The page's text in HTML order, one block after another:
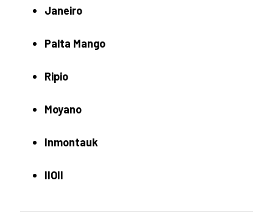
Janeiro
Palta Mango
Ripio
Moyano
Inmontauk
IIOII